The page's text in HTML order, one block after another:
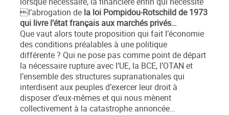
l’abrogation de la loi Pompidou-Rotschild de 1973
qui livre l’état français aux marchés privés…
Que vaut alors toute proposition qui fait l’économie
des conditions préalables à une politique
différente ? Qui ne pose pas comme point de départ
la nécessaire rupture avec l’UE, la BCE, l’OTAN et
l’ensemble des structures supranationales qui
interdisent aux peuples d’exercer leur droit à
disposer d’eux-mêmes et qui nous mènent
collectivement à la catastrophe annoncée…